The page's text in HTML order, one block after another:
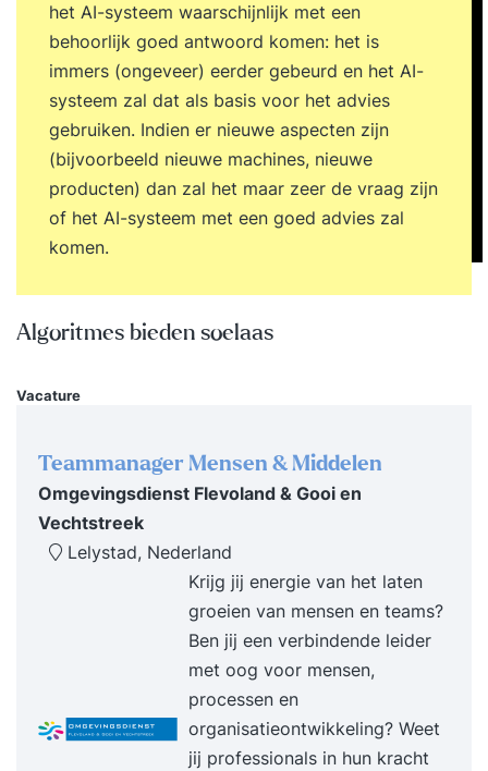
het AI-systeem waarschijnlijk met een
behoorlijk goed antwoord komen: het is
immers (ongeveer) eerder gebeurd en het AI-
systeem zal dat als basis voor het advies
gebruiken. Indien er nieuwe aspecten zijn
(bijvoorbeeld nieuwe machines, nieuwe
producten) dan zal het maar zeer de vraag zijn
of het AI-systeem met een goed advies zal
komen.
Algoritmes bieden soelaas
Vacature
Teammanager Mensen & Middelen
Omgevingsdienst Flevoland & Gooi en
Vechtstreek
Lelystad, Nederland
Krijg jij energie van het laten
groeien van mensen en teams?
Ben jij een verbindende leider
met oog voor mensen,
processen en
organisatieontwikkeling? Weet
jij professionals in hun kracht